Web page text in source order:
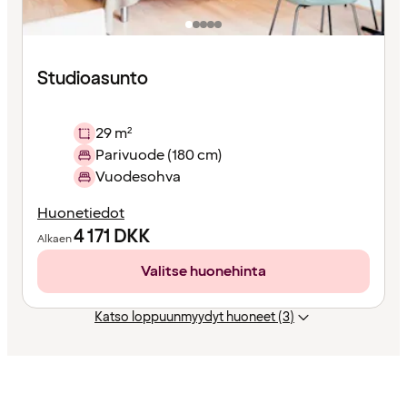
Studioasunto
29 m²
Parivuode (180 cm)
Vuodesohva
Huonetiedot
Alkaen4 171 DKK
Valitse huonehinta
Katso loppuunmyydyt huoneet (3)